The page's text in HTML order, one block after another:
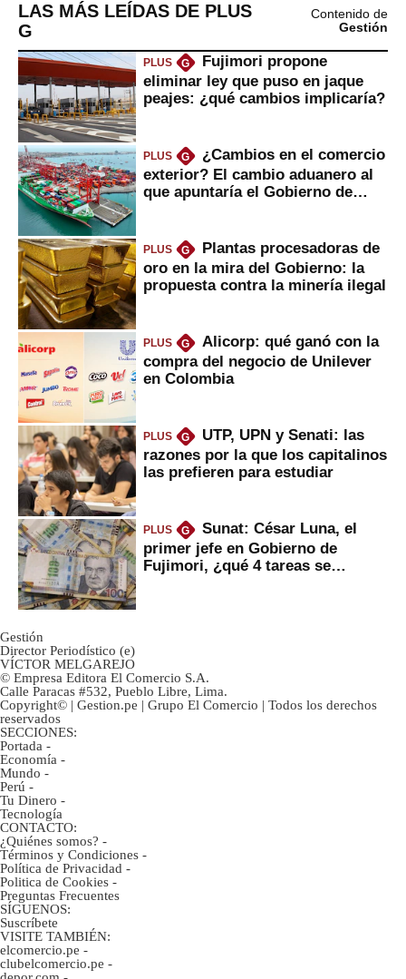
LAS MÁS LEÍDAS DE PLUS
G
Contenido de
Gestión
PLUS G
Fujimori propone
eliminar ley que puso en jaque
peajes: ¿qué cambios implicaría?
PLUS G
¿Cambios en el comercio
exterior? El cambio aduanero al
que apuntaría el Gobierno de
PLUS G
Plantas procesadoras de
oro en la mira del Gobierno: la
propuesta contra la minería ilegal
PLUS G
Alicorp: qué ganó con la
compra del negocio de Unilever
en Colombia
PLUS G
UTP, UPN y Senati: las
razones por la que los capitalinos
las prefieren para estudiar
PLUS G
Sunat: César Luna, el
primer jefe en Gobierno de
Fujimori, ¿qué 4 tareas se
Gestión
Director Periodístico (e)
VÍCTOR MELGAREJO
© Empresa Editora El Comercio S.A.
Calle Paracas #532, Pueblo Libre, Lima.
Copyright© | Gestion.pe | Grupo El Comercio | Todos los derechos
reservados
SECCIONES:
Portada -
Economía -
Mundo -
Perú -
Tu Dinero -
Tecnología
CONTACTO:
¿Quiénes somos? -
Términos y Condiciones -
Política de Privacidad -
Politica de Cookies -
Preguntas Frecuentes
SÍGUENOS:
Suscríbete
VISITE TAMBIÉN:
elcomercio.pe -
clubelcomercio.pe -